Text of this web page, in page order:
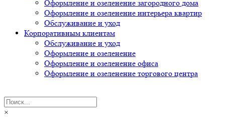
Оформление и озеленение загородного дома
Оформление и озеленение интерьера квартир
Обслуживание и уход
Корпоративным клиентам
Обслуживание и уход
Оформление и озеленение
Оформление и озеленение офиса
Оформление и озеленение торгового центра
×